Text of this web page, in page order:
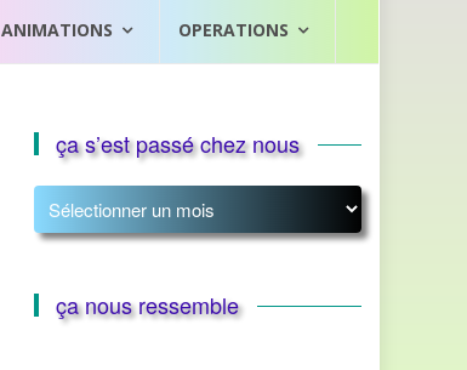
ANIMATIONS OPERATIONS
ça s’est passé chez nous
ça
s’est
passé
nousça nous ressemble